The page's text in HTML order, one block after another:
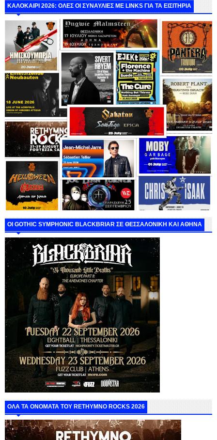
ΚΑΛΟΚΑΙΡΙ 2026: ΟΛΕΣ ΟΙ ΣΥΝΑΥΛΙΕΣ ΜΕ LINKS ΓΙΑ ΤΑ ΕΙΣΙΤΗΡΙΑ
ΟΙ GOTHIC SYMPHONIC BLACKBRIAR ΣΕ ΘΕΣΣΑΛΟΝΙΚΗ ΚΑΙ ΑΘΗΝΑ
ΟΛΑ ΤΑ ΟΝΟΜΑΤΑ ΤΟΥ RETHYMNO ROCKS 2026